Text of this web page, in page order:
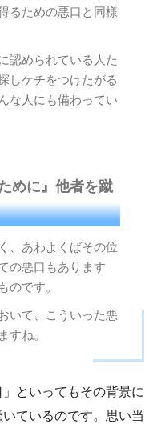
るための悪口と同様
認められている人た
しケチをつけたがる
な人にも備わってい
めに』他者を蹴
、あわよくばその位
の悪口もあります
のです。
いて、こういった悪
すね。
といってもその背景に
ているのです。思い当